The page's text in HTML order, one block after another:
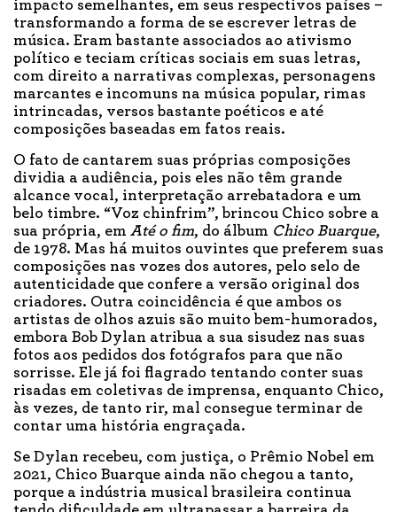
impacto semelhantes, em seus respectivos países –
transformando a forma de se escrever letras de
música. Eram bastante associados ao ativismo
político e teciam críticas sociais em suas letras,
com direito a narrativas complexas, personagens
marcantes e incomuns na música popular, rimas
intrincadas, versos bastante poéticos e até
composições baseadas em fatos reais.
O fato de cantarem suas próprias composições
dividia a audiência, pois eles não têm grande
alcance vocal, interpretação arrebatadora e um
belo timbre. “Voz chinfrim”, brincou Chico sobre a
sua própria, em Até o fim, do álbum Chico Buarque,
de 1978. Mas há muitos ouvintes que preferem suas
composições nas vozes dos autores, pelo selo de
autenticidade que confere a versão original dos
criadores. Outra coincidência é que ambos os
artistas de olhos azuis são muito bem-humorados,
embora Bob Dylan atribua a sua sisudez nas suas
fotos aos pedidos dos fotógrafos para que não
sorrisse. Ele já foi flagrado tentando conter suas
risadas em coletivas de imprensa, enquanto Chico,
às vezes, de tanto rir, mal consegue terminar de
contar uma história engraçada.
Se Dylan recebeu, com justiça, o Prêmio Nobel em
2021, Chico Buarque ainda não chegou a tanto,
porque a indústria musical brasileira continua